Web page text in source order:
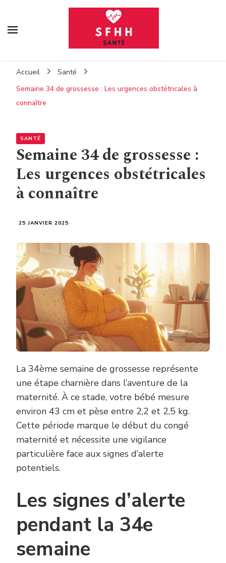
Accueil
Santé
Semaine 34 de grossesse : Les urgences obstétricales à
connaître
SANTÉ
Semaine 34 de grossesse :
Les urgences obstétricales
à connaître
25 JANVIER 2025
La 34ème semaine de grossesse représente
une étape charnière dans l’aventure de la
maternité. À ce stade, votre bébé mesure
environ 43 cm et pèse entre 2,2 et 2,5 kg.
Cette période marque le début du congé
maternité et nécessite une vigilance
particulière face aux signes d’alerte
potentiels.
Les signes d’alerte
pendant la 34e
semaine